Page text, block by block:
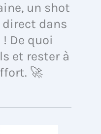
un shot
dans
De quoi
et rester à
🚀